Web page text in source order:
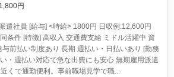
円
遣社員 [給与] <時給> 1800円 日収例:12,600円
条件 [特徴] 高収入 交通費支給 ミドル活躍中 資
前払い制度あり 長期 週払い・日払いあり [勤務
・週払い対応で急な出費にも安心 無期雇用派遣
くで通勤便利。事前職場見学で職...